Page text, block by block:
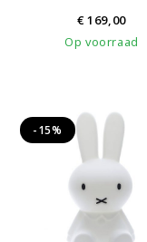
€169,00
Op voorraad
-15%